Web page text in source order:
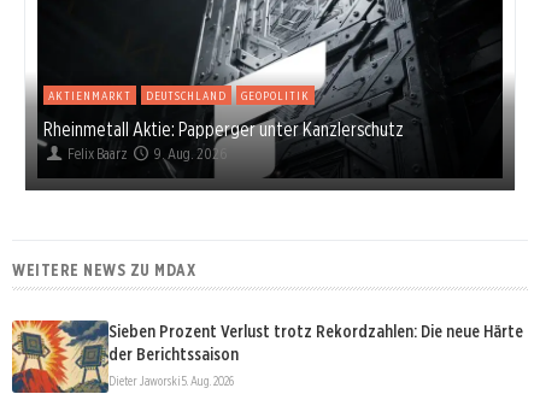
AKTIENMARKT DEUTSCHLAND GEOPOLITIK
Rheinmetall Aktie: Papperger unter Kanzlerschutz
Felix Baarz 9. Aug. 2026
WEITERE NEWS ZU MDAX
Sieben Prozent Verlust trotz Rekordzahlen: Die neue Härte
der Berichtssaison
Dieter Jaworski5. Aug. 2026